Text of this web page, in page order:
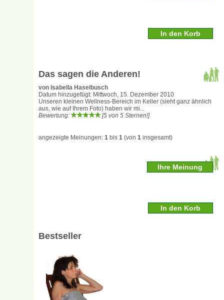
Das sagen die Anderen!
von Isabella Haselbusch
Datum hinzugefügt: Mittwoch, 15. Dezember 2010
Unseren kleinen Wellness-Bereich im Keller (sieht ganz ähnlich
aus, wie auf Ihrem Foto) haben wir mi...
Bewertung:
[5 von 5 Sternen!]
angezeigte Meinungen:1 bis1 (von1 insgesamt)
Ihre Meinung
Bestseller